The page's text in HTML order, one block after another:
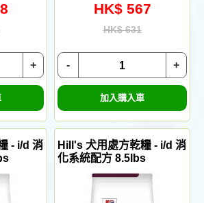
+
HK$ 567
HK$ 631
+
-
加入購入車
- i/d 消
Hill's 犬用處方乾糧 - i/d 消
化系統配方 8.5lbs